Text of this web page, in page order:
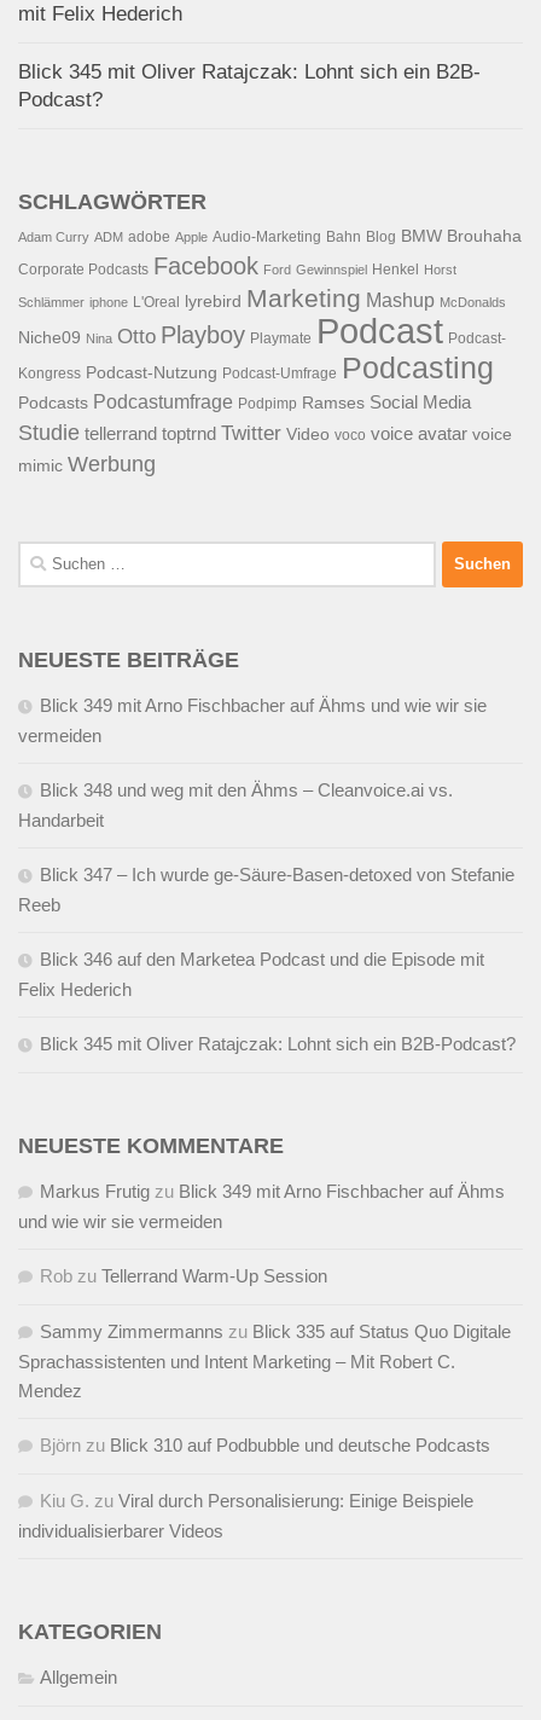
mit Felix Hederich
Blick 345 mit Oliver Ratajczak: Lohnt sich ein B2B-
Podcast?
SCHLAGWÖRTER
Adam Curry ADM adobe Apple Audio-Marketing Bahn Blog BMW Brouhaha
Corporate Podcasts Facebook Ford Gewinnspiel Henkel Horst
Schlämmer iphone L'Oreal lyrebird Marketing Mashup McDonalds
Niche09 Nina Otto Playboy Playmate Podcast Podcast-
Kongress Podcast-Nutzung Podcast-Umfrage Podcasting
Podcasts Podcastumfrage Podpimp Ramses Social Media
Studie tellerrand toptrnd Twitter Video voco voice avatar voice
mimic Werbung
Suchen
nach:
NEUESTE BEITRÄGE
Blick 349 mit Arno Fischbacher auf Ähms und wie wir sie
vermeiden
Blick 348 und weg mit den Ähms – Cleanvoice.ai vs.
Handarbeit
Blick 347 – Ich wurde ge-Säure-Basen-detoxed von Stefanie
Reeb
Blick 346 auf den Marketea Podcast und die Episode mit
Felix Hederich
Blick 345 mit Oliver Ratajczak: Lohnt sich ein B2B-Podcast?
NEUESTE KOMMENTARE
Markus Frutig zu Blick 349 mit Arno Fischbacher auf Ähms
und wie wir sie vermeiden
Rob zu Tellerrand Warm-Up Session
Sammy Zimmermanns zu Blick 335 auf Status Quo Digitale
Sprachassistenten und Intent Marketing – Mit Robert C.
Mendez
Björn zu Blick 310 auf Podbubble und deutsche Podcasts
Kiu G. zu Viral durch Personalisierung: Einige Beispiele
individualisierbarer Videos
KATEGORIEN
Allgemein